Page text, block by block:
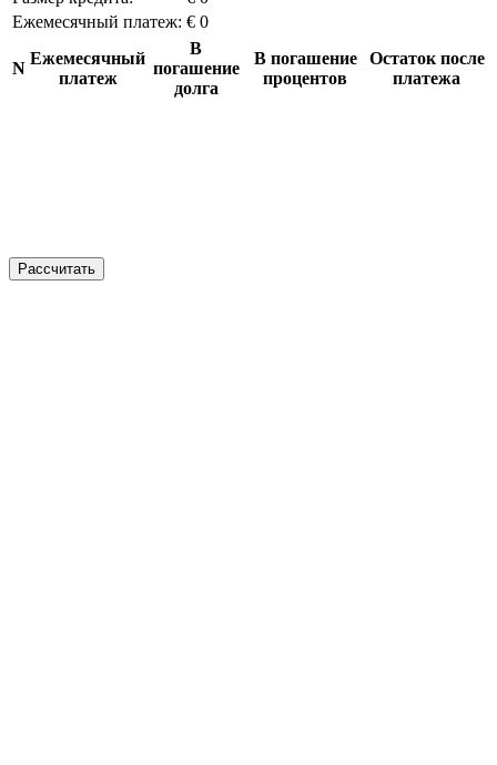
Ежемесячный платеж: € 0
N
Ежемесячный
платеж
В
погашение
долга
В погашение
процентов
Остаток после
платежа
Рассчитать